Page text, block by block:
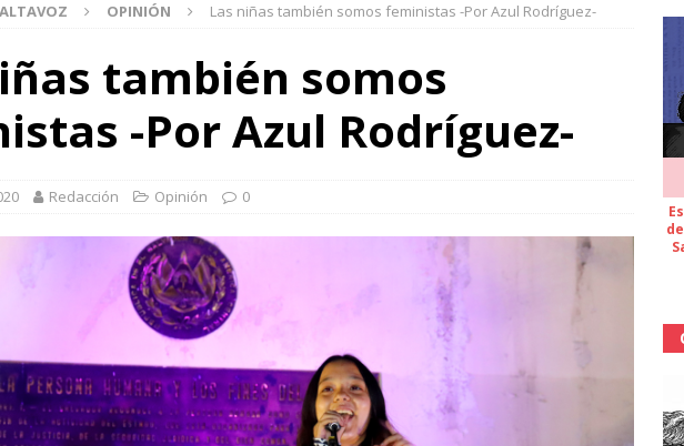
OPINIÓN Las niñas también somos feministas -Por Azul Rodríguez-
también somos
-Por Azul Rodríguez-
Redacción Opinión 0